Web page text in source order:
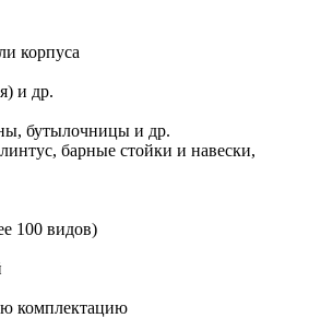
корпуса
и др.
бутылочницы и др.
барные стойки и навески,
100 видов)
комплектацию